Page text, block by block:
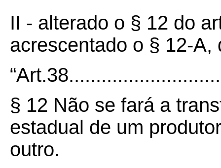
II - alterado o § 12 do
acrescentado o § 12-A,
§ 12 Não se fará a
estadual de um
outro.